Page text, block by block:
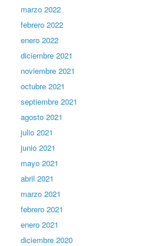
marzo 2022
febrero 2022
enero 2022
diciembre 2021
noviembre 2021
octubre 2021
septiembre 2021
agosto 2021
julio 2021
junio 2021
mayo 2021
abril 2021
marzo 2021
febrero 2021
enero 2021
diciembre 2020